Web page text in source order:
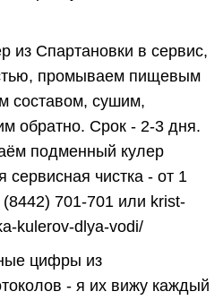
из Спартановки в сервис,
промываем пищевым
составом, сушим,
обратно. Срок - 2-3 дня.
подменный кулер
сервисная чистка - от 1
(8442) 701-701 или krist-
kulerov-dlya-vodi/
цифры из
- я их вижу каждый